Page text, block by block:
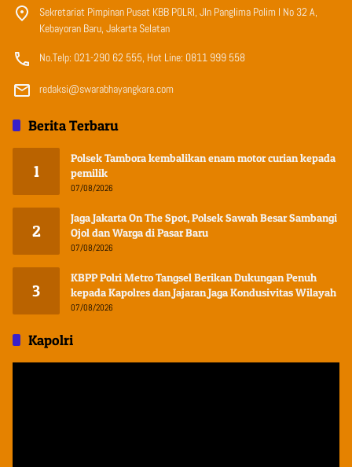
Sekretariat Pimpinan Pusat KBB POLRI, Jln Panglima Polim I No 32 A,
Kebayoran Baru, Jakarta Selatan
No.Telp: 021-290 62 555, Hot Line: 0811 999 558
redaksi@swarabhayangkara.com
Berita Terbaru
1
Polsek Tambora kembalikan enam motor curian kepada
pemilik
07/08/2026
2
Jaga Jakarta On The Spot, Polsek Sawah Besar Sambangi
Ojol dan Warga di Pasar Baru
07/08/2026
3
KBPP Polri Metro Tangsel Berikan Dukungan Penuh
kepada Kapolres dan Jajaran Jaga Kondusivitas Wilayah
07/08/2026
Kapolri